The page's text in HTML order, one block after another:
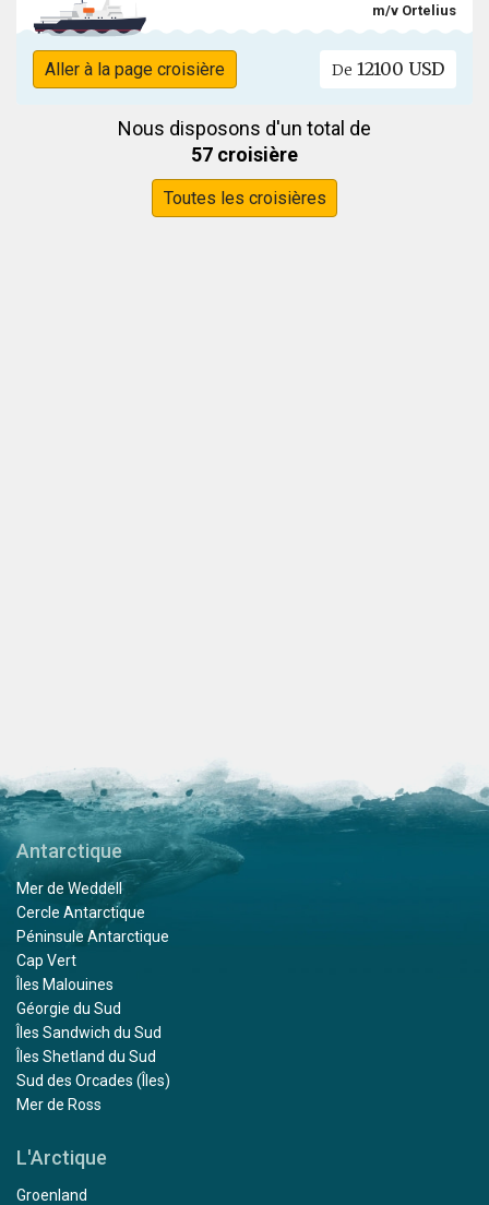
m/v Ortelius
Aller à la page croisière De 12100 USD
Nous disposons d'un total de
57 croisière
Toutes les croisières
Antarctique
Mer de Weddell
Cercle Antarctique
Péninsule Antarctique
Cap Vert
Îles Malouines
Géorgie du Sud
Îles Sandwich du Sud
Îles Shetland du Sud
Sud des Orcades (Îles)
Mer de Ross
L'Arctique
Groenland